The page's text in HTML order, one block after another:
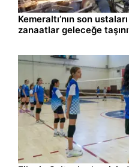
Yaşam 09.08.2026 10:10
Kemeraltı’nın son
zanaatlar geleceğe
Spor 09.08.2026 10:10